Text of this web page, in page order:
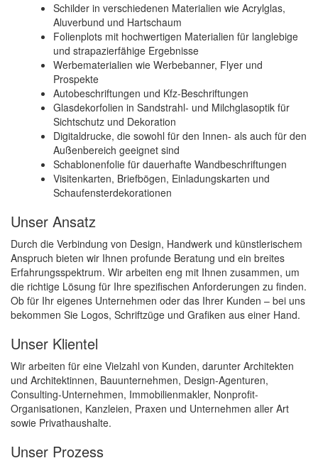
Schilder in verschiedenen Materialien wie Acrylglas,
Aluverbund und Hartschaum
Folienplots mit hochwertigen Materialien für langlebige
und strapazierfähige Ergebnisse
Werbematerialien wie Werbebanner, Flyer und
Prospekte
Autobeschriftungen und Kfz-Beschriftungen
Glasdekorfolien in Sandstrahl- und Milchglasoptik für
Sichtschutz und Dekoration
Digitaldrucke, die sowohl für den Innen- als auch für den
Außenbereich geeignet sind
Schablonenfolie für dauerhafte Wandbeschriftungen
Visitenkarten, Briefbögen, Einladungskarten und
Schaufensterdekorationen
Unser Ansatz
Durch die Verbindung von Design, Handwerk und künstlerischem
Anspruch bieten wir Ihnen profunde Beratung und ein breites
Erfahrungsspektrum. Wir arbeiten eng mit Ihnen zusammen, um
die richtige Lösung für Ihre spezifischen Anforderungen zu finden.
Ob für Ihr eigenes Unternehmen oder das Ihrer Kunden – bei uns
bekommen Sie Logos, Schriftzüge und Grafiken aus einer Hand.
Unser Klientel
Wir arbeiten für eine Vielzahl von Kunden, darunter Architekten
und Architektinnen, Bauunternehmen, Design-Agenturen,
Consulting-Unternehmen, Immobilienmakler, Nonprofit-
Organisationen, Kanzleien, Praxen und Unternehmen aller Art
sowie Privathaushalte.
Unser Prozess